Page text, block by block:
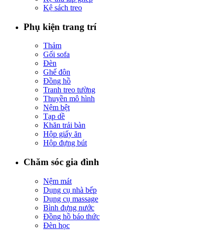
Kệ sách treo
Phụ kiện trang trí
Thảm
Gối sofa
Đèn
Ghế đôn
Đồng hồ
Tranh treo tường
Thuyền mô hình
Nệm bệt
Tạp dề
Khăn trải bàn
Hộp giấy ăn
Hộp đựng bút
Chăm sóc gia đình
Nệm mát
Dụng cụ nhà bếp
Dụng cụ massage
Bình đựng nước
Đồng hồ báo thức
Đèn học